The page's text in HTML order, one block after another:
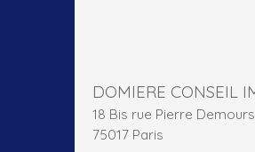
18 Bis rue Pierre Demours
75017 Paris